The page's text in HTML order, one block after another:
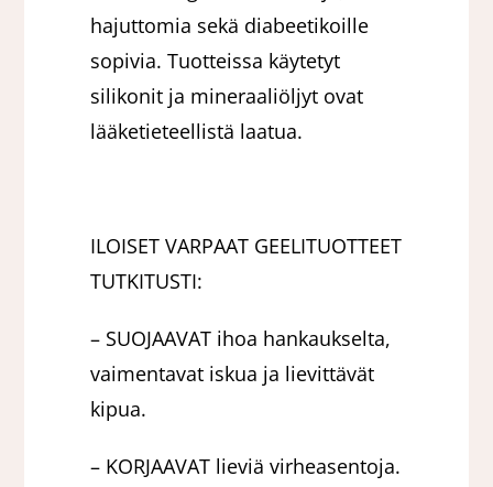
hajuttomia sekä diabeetikoille
sopivia. Tuotteissa käytetyt
silikonit ja mineraaliöljyt ovat
lääketieteellistä laatua.
ILOISET VARPAAT GEELITUOTTEET
TUTKITUSTI:
– SUOJAAVAT ihoa hankaukselta,
vaimentavat iskua ja lievittävät
kipua.
– KORJAAVAT lieviä virheasentoja.